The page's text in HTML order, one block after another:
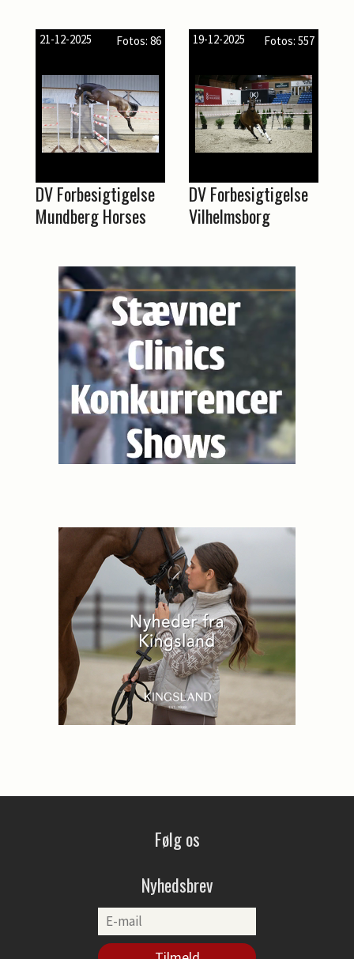
21-12-2025 Fotos: 86
DV Forbesigtigelse
Mundberg Horses
19-12-2025 Fotos: 557
DV Forbesigtigelse
Vilhelmsborg
Følg os
Nyhedsbrev